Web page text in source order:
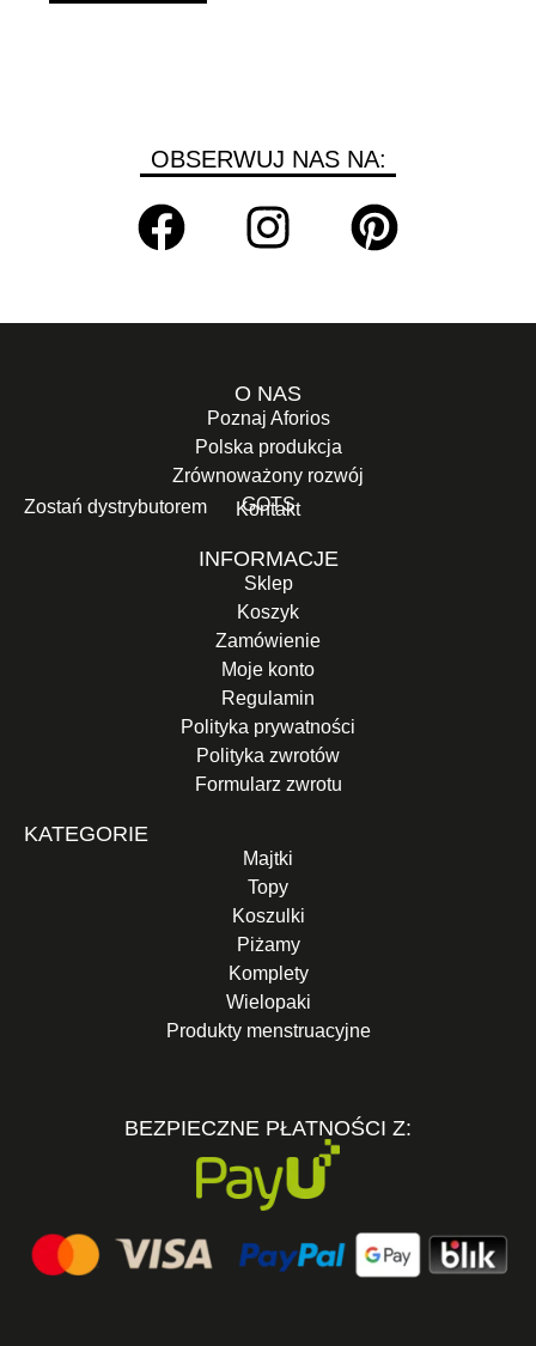
OBSERWUJ NAS NA:
O NAS
Poznaj Aforios
Polska produkcja
Zrównoważony rozwój
GOTS
Zostań dystrybutorem Kontakt
INFORMACJE
Sklep
Koszyk
Zamówienie
Moje konto
Regulamin
Polityka prywatności
Polityka zwrotów
Formularz zwrotu
KATEGORIE
Majtki
Topy
Koszulki
Piżamy
Komplety
Wielopaki
Produkty menstruacyjne
BEZPIECZNE PŁATNOŚCI Z: